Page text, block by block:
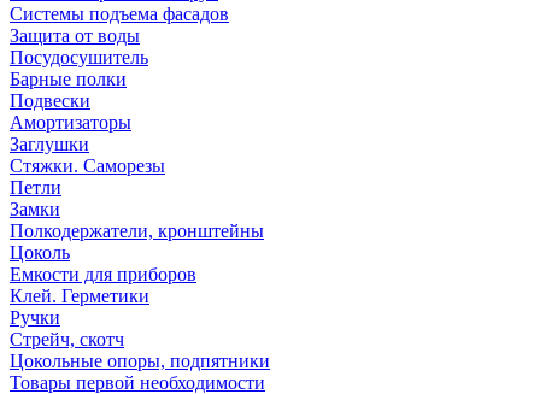
Системы подъема фасадов
Защита от воды
Посудосушитель
Барные полки
Подвески
Амортизаторы
Заглушки
Стяжки. Саморезы
Петли
Замки
Полкодержатели, кронштейны
Цоколь
Емкости для приборов
Клей. Герметики
Ручки
Стрейч, скотч
Цокольные опоры, подпятники
Товары первой необходимости